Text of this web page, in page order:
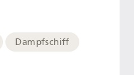
Dampfschiff